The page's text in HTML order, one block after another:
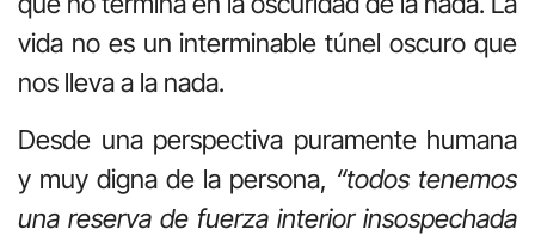
vida no es un interminable túnel oscuro que
nos lleva a la nada.
Desde una perspectiva puramente humana
y muy digna de la persona, “todos tenemos
una reserva de fuerza interior insospechada